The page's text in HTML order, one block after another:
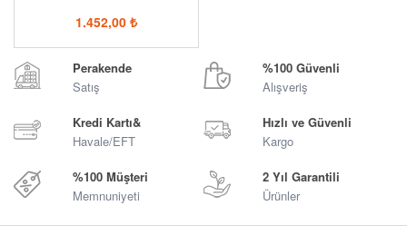
1.452,00 ₺
Perakende
Satış
%100 Güvenli
Alışveriş
Kredi Kartı&
Havale/EFT
Hızlı ve Güvenli
Kargo
%100 Müşteri
Memnuniyeti
2 Yıl Garantili
Ürünler